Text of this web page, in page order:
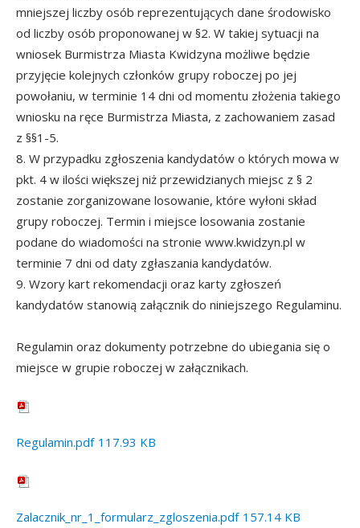
mniejszej liczby osób reprezentujących dane środowisko
od liczby osób proponowanej w §2. W takiej sytuacji na
wniosek Burmistrza Miasta Kwidzyna możliwe będzie
przyjęcie kolejnych członków grupy roboczej po jej
powołaniu, w terminie 14 dni od momentu złożenia takiego
wniosku na ręce Burmistrza Miasta, z zachowaniem zasad
z §§1-5.
8. W przypadku zgłoszenia kandydatów o których mowa w
pkt. 4 w ilości większej niż przewidzianych miejsc z § 2
zostanie zorganizowane losowanie, które wyłoni skład
grupy roboczej. Termin i miejsce losowania zostanie
podane do wiadomości na stronie www.kwidzyn.pl w
terminie 7 dni od daty zgłaszania kandydatów.
9. Wzory kart rekomendacji oraz karty zgłoszeń
kandydatów stanowią załącznik do niniejszego Regulaminu.
Regulamin oraz dokumenty potrzebne do ubiegania się o
miejsce w grupie roboczej w załącznikach.
Regulamin.pdf 117.93 KB
Zalacznik_nr_1_formularz_zgloszenia.pdf 157.14 KB